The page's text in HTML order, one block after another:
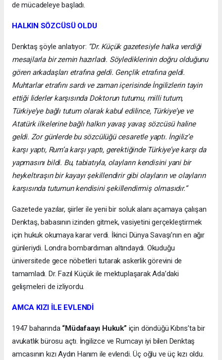
de mücadeleye başladı.
HALKIN SÖZCÜSÜ OLDU
Denktaş şöyle anlatıyor: “Dr. Küçük gazetesiyle halka verdiği
mesajlarla bir zemin hazırladı. Söylediklerinin doğru olduğunu
gören arkadaşları etrafına geldi. Gençlik etrafına geldi.
Muhtarlar etrafını sardı ve zaman içerisinde İngilizlerin tayin
ettiği liderler karşısında Doktorun tutumu, milli tutum,
Türkiye’ye bağlı tutum olarak kabul edilince, Türkiye’ye ve
Atatürk ilkelerine bağlı halkın yavaş yavaş sözcüsü haline
geldi. Zor günlerde bu sözcülüğü cesaretle yaptı. İngiliz’e
karşı yaptı, Rum’a karşı yaptı, gerektiğinde Türkiye’ye karşı da
yapmasını bildi. Bu, tabiatıyla, olayların kendisini yani bir
heykeltıraşın bir kayayı şekillendirir gibi olayların ve olayların
karşısında tutumun kendisini şekillendirmiş olmasıdır.”
Gazetede yazılar, şiirler ile yeni bir soluk alanı açamaya çalışan
Denktaş, babasının izinden gitmek, vasiyetini gerçekleştirmek
için hukuk okumaya karar verdi. İkinci Dünya Savaşı’nın en ağır
günleriydi. Londra bombardıman altındaydı. Okuduğu
üniversitede gece nöbetleri tutarak askerlik görevini de
tamamladı. Dr. Fazıl Küçük ile mektuplaşarak Ada’daki
gelişmeleri de izliyordu.
AMCA KIZI İLE EVLENDİ
1947 baharında “Müdafaayı Hukuk” için döndüğü Kıbrıs’ta bir
avukatlık bürosu açtı. İngilizce ve Rumcayı iyi bilen Denktaş
amcasının kızı Aydın Hanım ile evlendi. Üç oğlu ve üç kızı oldu.